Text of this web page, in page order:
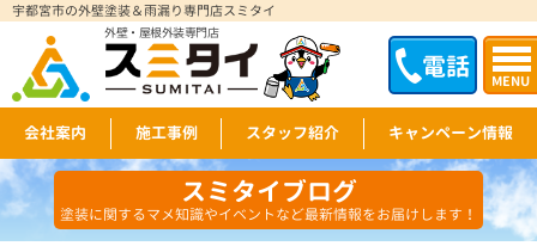
電話 MENU
宇都宮市の外壁塗装＆雨漏り専門店スミタイ
外壁・屋根外装専門店
会社案内 施工事例 スタッフ紹介 キャンペーン情報
スミタイブログ
塗装に関するマメ知識やイベントなど最新情報をお届けします！